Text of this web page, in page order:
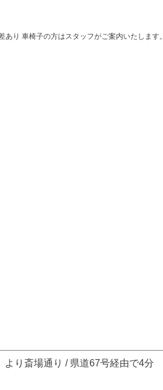
あり 車椅子の方はスタッフがご案内いたします。
より斎場通り / 県道67号経由で4分